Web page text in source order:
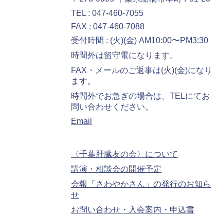
TEL : 047-460-7055
FAX : 047-460-7088
受付時間 : (火)(金) AM10:00〜PM3:30
時間外は留守電になります。
FAX・メールのご返事は(火)(金)になり
ます。
時間外でお急ぎの場合は、TELにてお
問い合わせください。
Email
〈千葉肝臓友の会〉について
講演・相談会の開催予定
会報「さわやかさん」の発行のお知ら
せ
お問い合わせ・入会案内・申込書